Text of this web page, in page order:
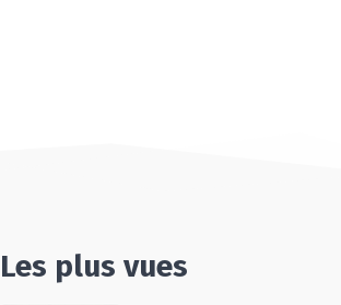
Les plus vues